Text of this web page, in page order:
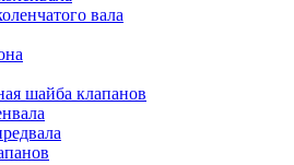
вала
шайба клапанов